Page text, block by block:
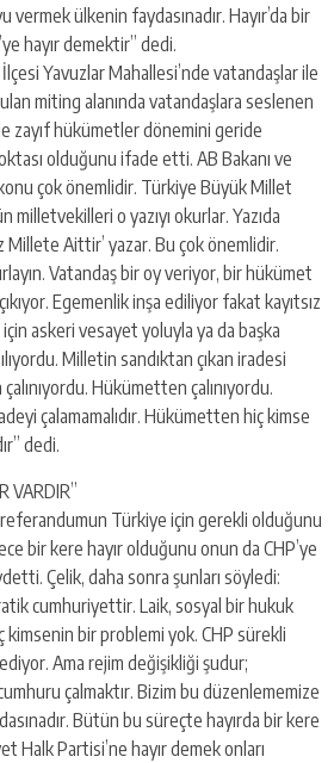
vermek ülkenin faydasınadır. Hayır’da bir
hayır demektir” dedi.
Yavuzlar Mahallesi’nde vatandaşlar ile
miting alanında vatandaşlara seslenen
zayıf hükümetler dönemini geride
olduğunu ifade etti. AB Bakanı ve
çok önemlidir. Türkiye Büyük Millet
milletvekilleri o yazıyı okurlar. Yazıda
Millete Aittir’ yazar. Bu çok önemlidir.
Vatandaş bir oy veriyor, bir hükümet
Egemenlik inşa ediliyor fakat kayıtsız
için askeri vesayet yoluyla ya da başka
Milletin sandıktan çıkan iradesi
Hükümetten çalınıyordu.
çalamamalıdır. Hükümetten hiç kimse
dedi.
VARDIR”
referandumun Türkiye için gerekli olduğunu
bir kere hayır olduğunu onun da CHP’ye
Çelik, daha sonra şunları söyledi:
cumhuriyettir. Laik, sosyal bir hukuk
bir problemi yok. CHP sürekli
Ama rejim değişikliği şudur;
çalmaktır. Bizim bu düzenlememize
Bütün bu süreçte hayırda bir kere
Halk Partisi’ne hayır demek onları